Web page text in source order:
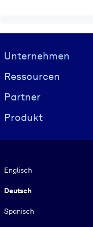
Visually hidden Text
Unternehmen
Ressourcen
Partner
Produkt
Englisch
Deutsch
Spanisch